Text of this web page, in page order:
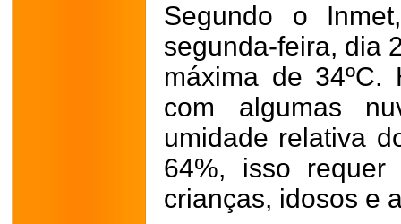
Segundo o
segunda-feira, dia
máxima de
com algumas
umidade relativa
64%, isso requer
crianças, idosos e